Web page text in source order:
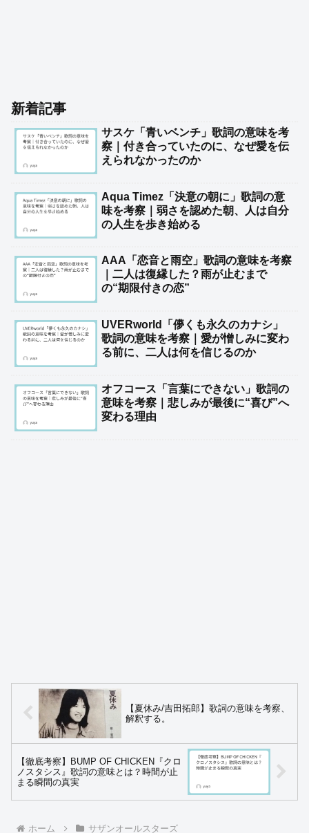
新着記事
サスケ「青いベンチ」歌詞の意味を考
察｜付き合っていたのに、なぜ愛を伝
えられなかったのか
Aqua Timez「決意の朝に」歌詞の意
味を考察｜弱さを認めた朝、人は自分
の人生を歩き始める
AAA「恋音と雨空」歌詞の意味を考察
｜二人は復縁した？雨が止むまで
の“期限付きの恋”
UVERworld「儚くも永久のカナシ」
歌詞の意味を考察｜愛が憎しみに変わ
る前に、二人は何を信じるのか
オフコース「言葉にできない」歌詞の
意味を考察｜悲しみが最後に“喜び”へ
変わる理由
【夏休み/吉田拓郎】歌詞の意味を考察、
解釈する。
【徹底考察】BUMP OF CHICKEN『クロ
ノスタシス』歌詞の意味とは？時間が止
まる瞬間の真実
ホーム サザンオールスターズ